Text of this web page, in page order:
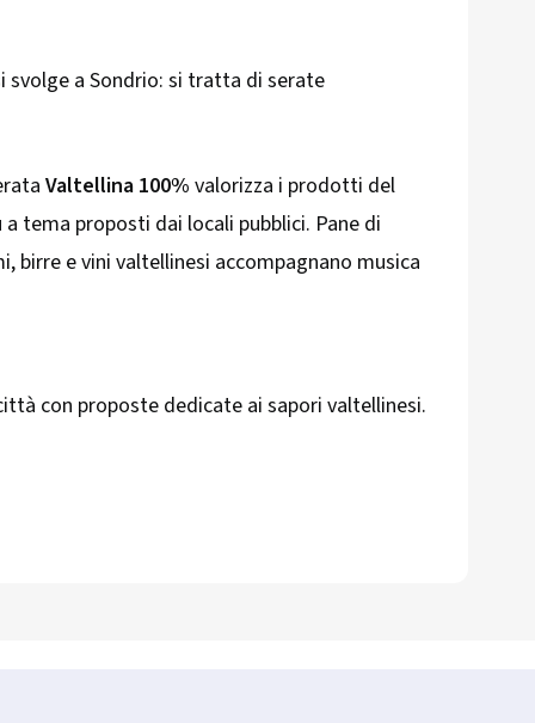
a Sondrio: si tratta di serate
Valtellina 100% valorizza i prodotti del
tema proposti dai locali pubblici. Pane di
birre e vini valtellinesi accompagnano musica
con proposte dedicate ai sapori valtellinesi.